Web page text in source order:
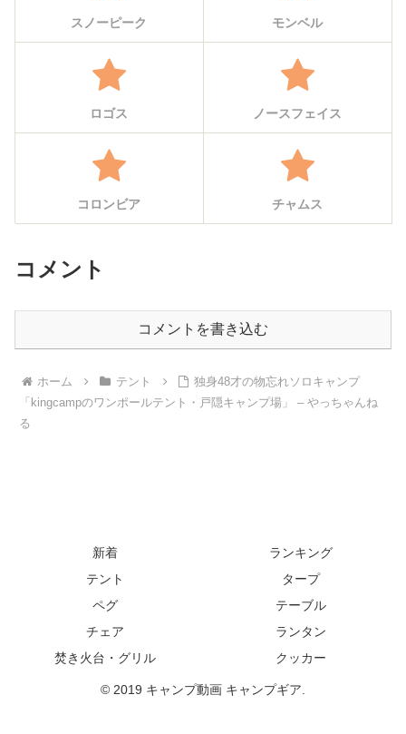
スノーピーク モンベル
ロゴス ノースフェイス
コロンビア チャムス
コメント
コメントを書き込む
ホーム テント
独身48才の物忘れソロキャンプ
「kingcampのワンポールテント・戸隠キャンプ場」 – やっちゃんね
る
新着
ランキング
テント
タープ
ペグ
テーブル
チェア
ランタン
焚き火台・グリル
クッカー
© 2019 キャンプ動画 キャンプギア.